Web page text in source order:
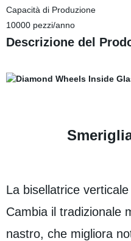
Capacità di Produzione
10000 pezzi/anno
Descrizione del
La bisellatrice
Cambia il tradizionale
nastro, che migliora